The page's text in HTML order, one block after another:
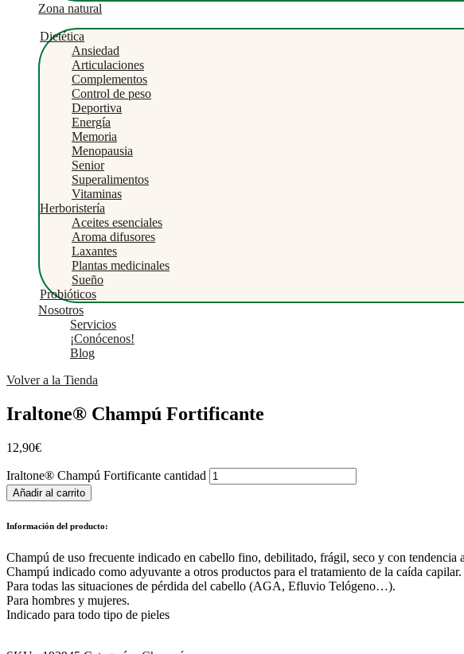
Zona natural
Dietética
Ansiedad
Articulaciones
Complementos
Control de peso
Deportiva
Energía
Memoria
Menopausia
Senior
Superalimentos
Vitaminas
Herboristería
Aceites esenciales
Aroma difusores
Laxantes
Plantas medicinales
Sueño
Probióticos
Nosotros
Servicios
¡Conócenos!
Blog
Volver a la Tienda
Iraltone® Champú Fortificante
12,90€
Iraltone® Champú Fortificante cantidad
Añadir al carrito
Información del producto:
Champú de uso frecuente indicado en cabello fino, debilitado, frágil, seco y con tendencia
Champú indicado como adyuvante a otros productos para el tratamiento de la caída capilar.
Para todas las situaciones de pérdida del cabello (AGA, Efluvio Telógeno…).
Para hombres y mujeres.
Indicado para todo tipo de pieles